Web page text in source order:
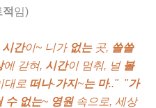
임)
시간이~ 니가 없는곳, 쓸쓸
에 갇혀, 시간이 멈춰, 널 볼
대로 떠나-가지~는 마.." "가
수 없는~ 영원속으로, 세상